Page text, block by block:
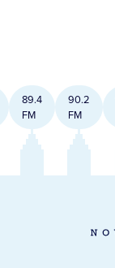
89.4
FM
90.2
FM